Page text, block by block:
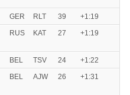
GER RLT 39
+1:19
RUS KAT 27 +1:19
BEL TSV 24
+1:22
BEL AJW 26 +1:31